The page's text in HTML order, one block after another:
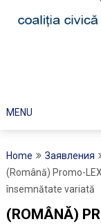
MENU
Home
Заявления
(Română) Promo-
însemnătate variată
(ROMÂNĂ)